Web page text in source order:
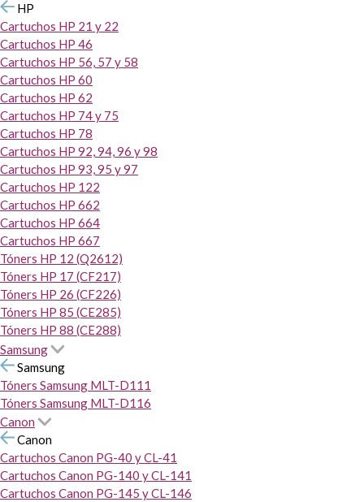
HP
Cartuchos HP 21 y 22
Cartuchos HP 46
Cartuchos HP 56, 57 y 58
Cartuchos HP 60
Cartuchos HP 62
Cartuchos HP 74 y 75
Cartuchos HP 78
Cartuchos HP 92, 94, 96 y 98
Cartuchos HP 93, 95 y 97
Cartuchos HP 122
Cartuchos HP 662
Cartuchos HP 664
Cartuchos HP 667
Tóners HP 12 (Q2612)
Tóners HP 17 (CF217)
Tóners HP 26 (CF226)
Tóners HP 85 (CE285)
Tóners HP 88 (CE288)
Samsung
Samsung
Tóners Samsung MLT-D111
Tóners Samsung MLT-D116
Canon
Canon
Cartuchos Canon PG-40 y CL-41
Cartuchos Canon PG-140 y CL-141
Cartuchos Canon PG-145 y CL-146